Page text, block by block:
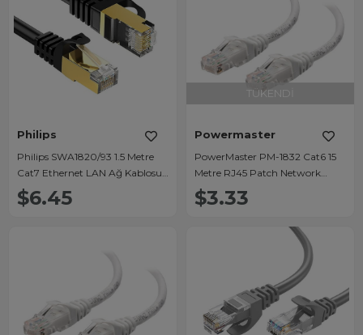
Philips
Philips SWA1820/93 1.5 Metre
Cat7 Ethernet LAN Ağ Kablosu
10Gbps 600MHz Ultra Yüksek
Hızlı
$6.45
TÜKENDI
Powermaster
PowerMaster PM-1832 Cat6 15
Metre RJ45 Patch Network
Ethernet İnternet Kablosu
$3.33